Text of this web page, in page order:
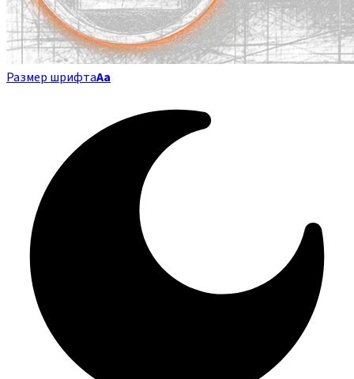
Размер шрифтаАа